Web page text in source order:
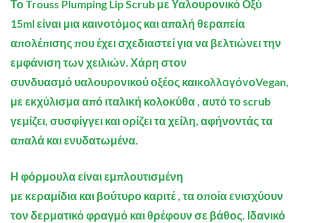
Το Trouss Plumping Lip Scrub με Υαλουρονικό Οξύ
15mlείναι μια καινοτόμος και απαλή θεραπεία
απολέπισης που έχει σχεδιαστεί για να βελτιώνει την
εμφάνιση των χειλιών. Χάρη στον
συνδυασμό υαλουρονικού οξέος καικολλαγόνοVegan,
με εκχύλισμα από ιταλική κολοκύθα , αυτό το scrub
γεμίζει, συσφίγγει και ορίζει τα χείλη, αφήνοντάς τα
απαλά και ενυδατωμένα.
Η φόρμουλα είναι εμπλουτισμένη
με κεραμίδια και βούτυρο καριτέ , τα οποία ενισχύουν
τον δερματικό φραγμό και θρέφουν σε βάθος. Ιδανικό